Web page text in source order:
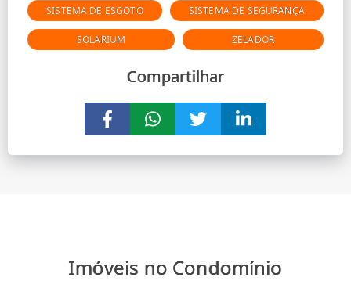
SISTEMA DE ESGOTO SISTEMA DE SEGURANÇA
SOLARIUM ZELADOR
Compartilhar
Imóveis no Condomínio